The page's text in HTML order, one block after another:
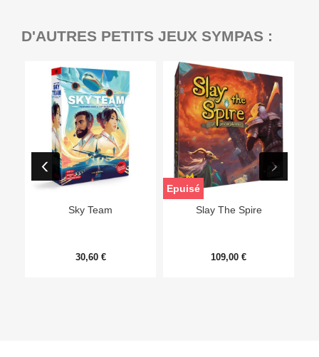
D'AUTRES PETITS JEUX SYMPAS :
Sky Team
30,60 €
Slay The Spire
109,00 €
Epuisé